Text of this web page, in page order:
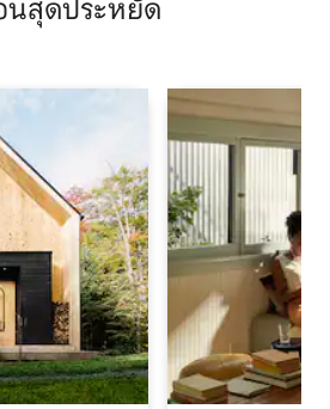
นสุดประหยัด